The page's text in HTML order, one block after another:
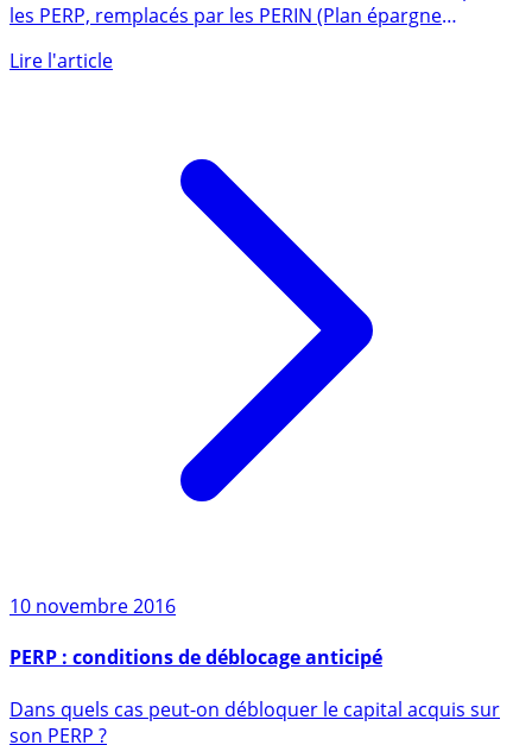
les PERP, remplacés par les PERIN (Plan épargne
10 novembre 2016
PERP : conditions de déblocage anticipé